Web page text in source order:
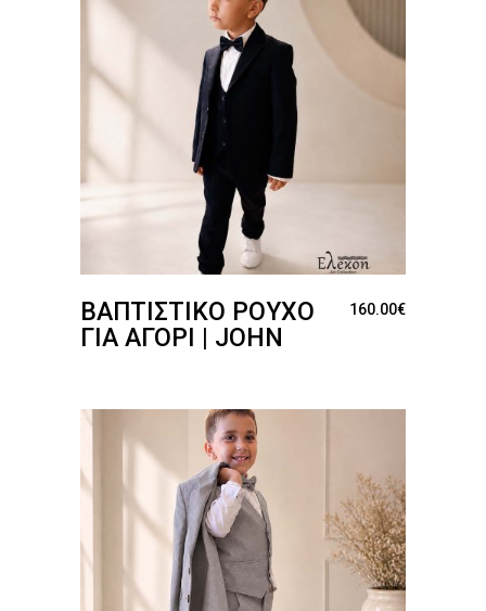
ΒΑΠΤΙΣΤΙΚΌ ΡΟΎΧΟ
ΓΙΑ ΑΓΌΡΙ | JOHN
160.00€